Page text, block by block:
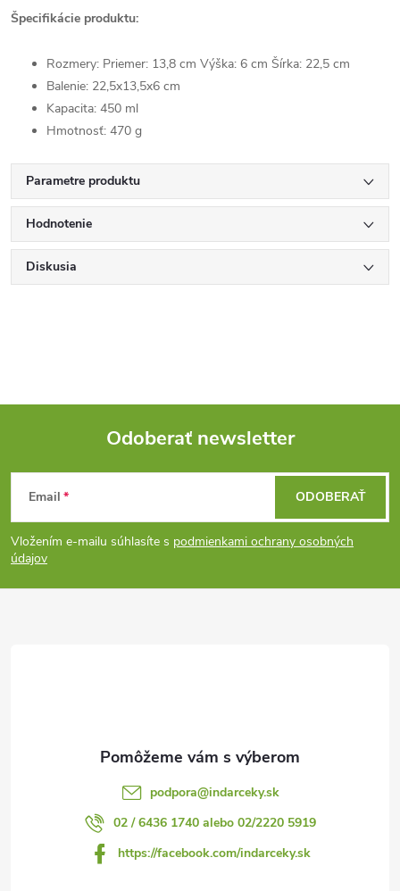
Špecifikácie produktu:
Rozmery: Priemer: 13,8 cm Výška: 6 cm Šírka: 22,5 cm
Balenie: 22,5x13,5x6 cm
Kapacita: 450 ml
Hmotnosť: 470 g
Parametre produktu
Hodnotenie
Diskusia
Z
á
p
Odoberať newsletter
Email
Vložením e-mailu súhlasíte s podmienkami ochrany osobných
údajov
ODOBERAŤ
podpora@indarceky.sk
02 / 6436 1740 alebo 02/2220 5919
https://facebook.com/indarceky.sk